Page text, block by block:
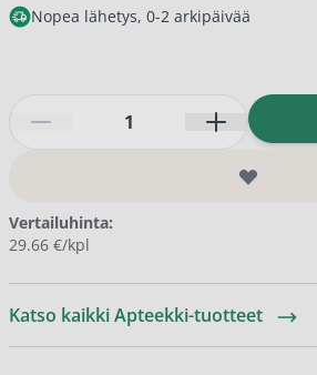
Nopea lähetys, 0-2 arkipäivää
Vertailuhinta:
29.66 €/kpl
Katso kaikki Apteekki-tuotteet